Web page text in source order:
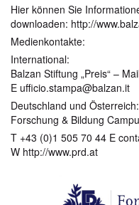
Hier können Sie
downloaden: http://
Medienkontakte:
International:
Balzan Stiftung „Preis“ –
E ufficio.stampa@balzan.it
Deutschland und
Forschung & Bildung
T +43 (0)1 505 70 44 E
W http://www.prd.at